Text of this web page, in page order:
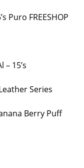
Puro FREESHOP
– 15’s
Series
Berry Puff